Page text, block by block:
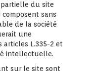
du site
sans
de la société
une
articles L.335-2 et
intellectuelle.
sur le site sont